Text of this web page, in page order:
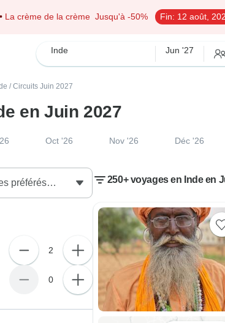
• La crème de la crème Jusqu'à -50% Fin: 12 août,
Inde Jun '27
/ Circuits Juin 2027
en Juin 2027
Oct '26 Nov '26 Déc '26
250+ voyages en Inde en
2
0